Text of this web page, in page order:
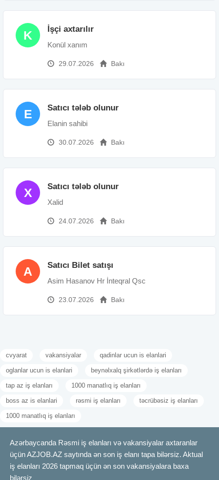
K İşçi axtarılır
Konül xanım
29.07.2026 Bakı
E Satıcı tələb olunur
Elanin sahibi
30.07.2026 Bakı
X Satıcı tələb olunur
Xalid
24.07.2026 Bakı
A Satıcı Bilet satışı
Asim Hasanov Hr İnteqral Qsc
23.07.2026 Bakı
cvyarat vakansiyalar qadinlar ucun is elanlari
oglanlar ucun is elanlari beynəlxalq şirkətlərdə iş elanları
tap az iş elanları 1000 manatlıq iş elanları
boss az is elanlari rəsmi iş elanları təcrübəsiz iş elanları
1000 manatlıq iş elanları
Azərbaycanda Rəsmi iş elanları və vakansiyalar axtaranlar
üçün AZJOB.AZ saytında ən son iş elanı tapa bilərsiz. Aktual
iş elanları 2026 tapmaq üçün ən son vakansiyalara baxa
bilərsiz